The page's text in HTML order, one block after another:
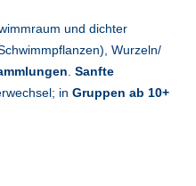
und dichter
Wurzeln/
. Sanfte
in Gruppen ab 10+